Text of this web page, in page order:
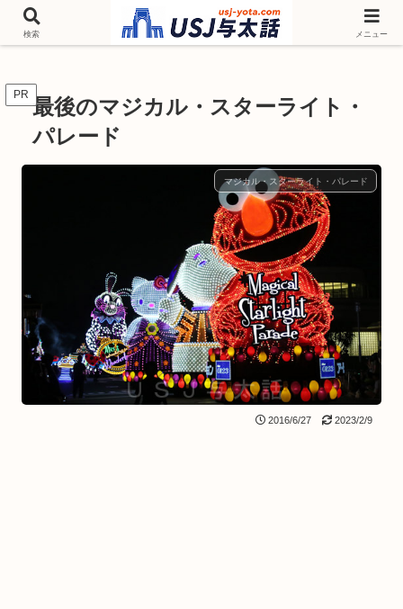
チケットやシーズンイベント ニンテンドーワールド アトラクションなどユニ
バを歩いて情報収集しています
PR 最後のマジカル・スターライト・
パレード
マジカル・スターライト・パレード
2016/6/27 2023/2/9
検索 メニュー